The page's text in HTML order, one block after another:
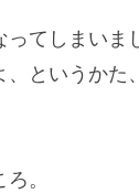
てしまいま
というかた
。